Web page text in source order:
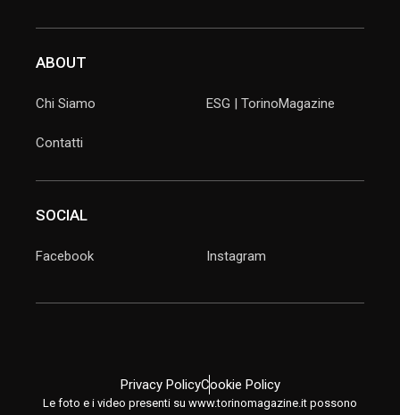
ABOUT
Chi Siamo
Contatti
ESG | TorinoMagazine
SOCIAL
Facebook Instagram
Privacy PolicyCookie Policy
Le foto e i video presenti su www.torinomagazine.it possono